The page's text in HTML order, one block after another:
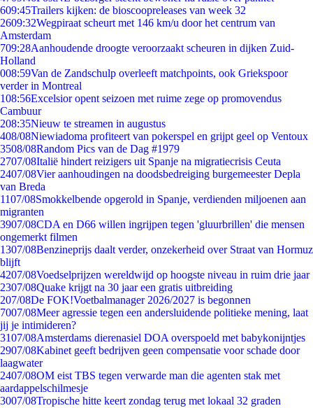
609:45Trailers kijken: de bioscoopreleases van week 32
2609:32Wegpiraat scheurt met 146 km/u door het centrum van
Amsterdam
709:28Aanhoudende droogte veroorzaakt scheuren in dijken Zuid-
Holland
008:59Van de Zandschulp overleeft matchpoints, ook Griekspoor
verder in Montreal
108:56Excelsior opent seizoen met ruime zege op promovendus
Cambuur
208:35Nieuw te streamen in augustus
408/08Niewiadoma profiteert van pokerspel en grijpt geel op Ventoux
3508/08Random Pics van de Dag #1979
2707/08Italië hindert reizigers uit Spanje na migratiecrisis Ceuta
2407/08Vier aanhoudingen na doodsbedreiging burgemeester Depla
van Breda
1107/08Smokkelbende opgerold in Spanje, verdienden miljoenen aan
migranten
3907/08CDA en D66 willen ingrijpen tegen 'gluurbrillen' die mensen
ongemerkt filmen
1307/08Benzineprijs daalt verder, onzekerheid over Straat van Hormuz
blijft
4207/08Voedselprijzen wereldwijd op hoogste niveau in ruim drie jaar
2307/08Quake krijgt na 30 jaar een gratis uitbreiding
207/08De FOK!Voetbalmanager 2026/2027 is begonnen
7007/08Meer agressie tegen een andersluidende politieke mening, laat
jij je intimideren?
3107/08Amsterdams dierenasiel DOA overspoeld met babykonijntjes
2907/08Kabinet geeft bedrijven geen compensatie voor schade door
laagwater
2407/08OM eist TBS tegen verwarde man die agenten stak met
aardappelschilmesje
3007/08Tropische hitte keert zondag terug met lokaal 32 graden